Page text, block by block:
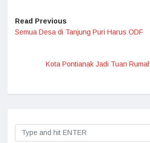
Read Previous
Semua Desa di Tanjung Puri Harus ODF
Kota Pontianak Jadi Tuan